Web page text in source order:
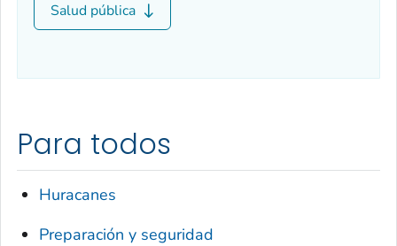
Salud pública
Para todos
Huracanes
Preparación y seguridad